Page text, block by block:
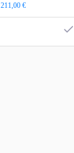
211,00 €